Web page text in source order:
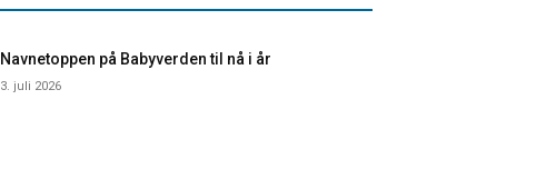
Navnetoppen på Babyverden til nå i år
3. juli 2026